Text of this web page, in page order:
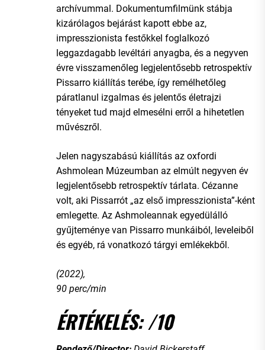
archívummal. Dokumentumfilmünk stábja
kizárólagos bejárást kapott ebbe az,
impresszionista festőkkel foglalkozó
leggazdagabb levéltári anyagba, és a negyven
évre visszamenőleg legjelentősebb retrospektív
Pissarro kiállítás terébe, így remélhetőleg
páratlanul izgalmas és jelentős életrajzi
tényeket tud majd elmesélni erről a hihetetlen
művészről.
Jelen nagyszabású kiállítás az oxfordi
Ashmolean Múzeumban az elmúlt negyven év
legjelentősebb retrospektív tárlata. Cézanne
volt, aki Pissarrót „az első impresszionista”-ként
emlegette. Az Ashmoleannak egyedülálló
gyűjteménye van Pissarro munkáiból, leveleiből
és egyéb, rá vonatkozó tárgyi emlékekből.
(2022),
90 perc/min
ÉRTÉKELÉS: /10